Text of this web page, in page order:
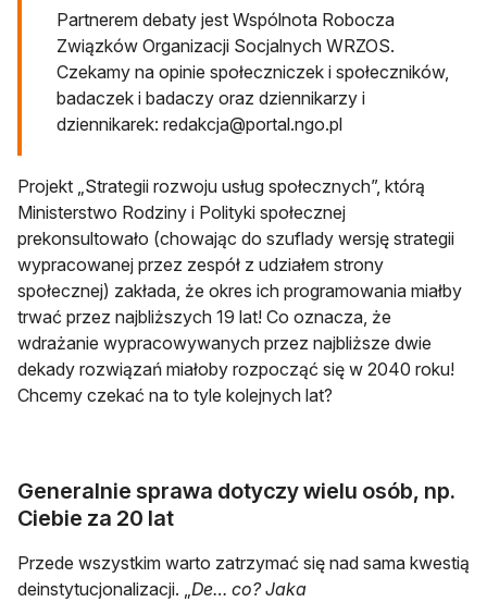
Partnerem debaty jest Wspólnota Robocza
Związków Organizacji Socjalnych WRZOS.
Czekamy na opinie społeczniczek i społeczników,
badaczek i badaczy oraz dziennikarzy i
dziennikarek: redakcja@portal.ngo.pl
Projekt „Strategii rozwoju usług społecznych”, którą
Ministerstwo Rodziny i Polityki społecznej
prekonsultowało (chowając do szuflady wersję strategii
wypracowanej przez zespół z udziałem strony
społecznej) zakłada, że okres ich programowania miałby
trwać przez najbliższych 19 lat! Co oznacza, że
wdrażanie wypracowywanych przez najbliższe dwie
dekady rozwiązań miałoby rozpocząć się w 2040 roku!
Chcemy czekać na to tyle kolejnych lat?
Generalnie sprawa dotyczy wielu osób, np.
Ciebie za 20 lat
Przede wszystkim warto zatrzymać się nad sama kwestią
deinstytucjonalizacji. „ De… co? Jaka